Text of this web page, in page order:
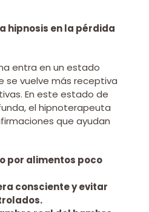
hipnosis en la pérdida
entra en un estado
se vuelve más receptiva
En este estado de
el hipnoterapeuta
que ayudan
por alimentos poco
consciente y evitar